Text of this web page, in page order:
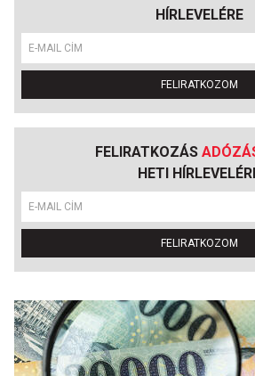
HÍRLEVELÉRE
FELIRATKOZOM
FELIRATKOZÁS
HETI
FELIRATKOZOM